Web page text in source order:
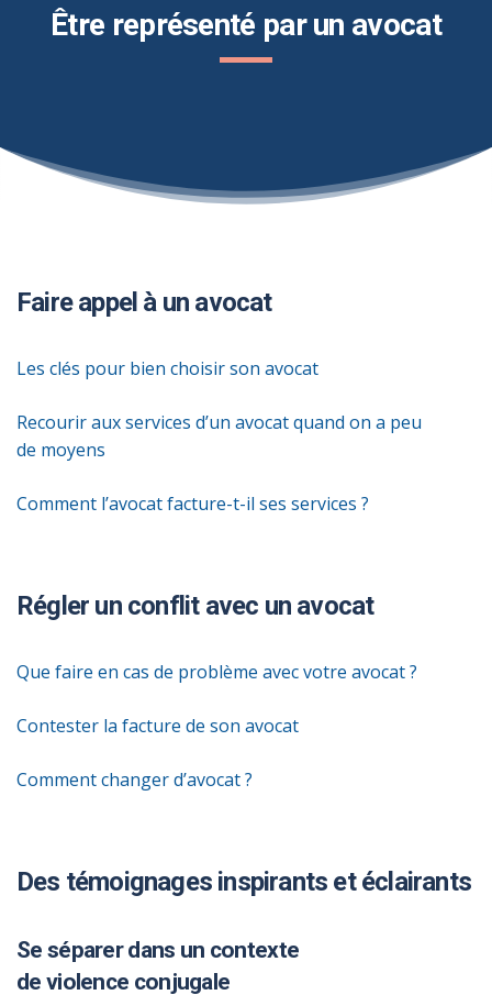
Être représenté par un avocat
Faire appel à un avocat
Les clés pour bien choisir son avocat
Recourir aux services d’un avocat quand on a peu
de moyens
Comment l’avocat facture-t-il ses services ?
Régler un conflit avec un avocat
Que faire en cas de problème avec votre avocat ?
Contester la facture de son avocat
Comment changer d’avocat ?
Des témoignages inspirants et éclairants
Se séparer dans un contexte
de violence conjugale